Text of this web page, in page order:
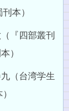
本）
『四部叢刊
）
（台湾学生